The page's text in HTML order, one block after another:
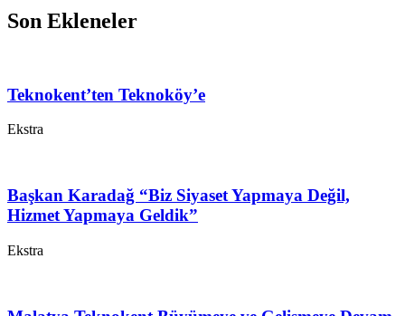
Son Ekleneler
Teknokent’ten Teknoköy’e
Ekstra
Başkan Karadağ “Biz Siyaset Yapmaya Değil,
Hizmet Yapmaya Geldik”
Ekstra